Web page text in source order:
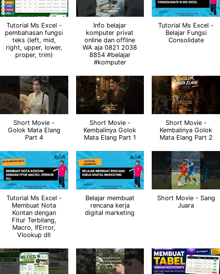
Tutorial Ms Excel -
pembahasan fungsi
teks (left, mid,
right, upper, lower,
proper, trim)
Info belajar
komputer privat
online dan offline
WA aja 0821 2038
8854 #belajar
#komputer
Tutorial Ms Excel -
Belajar Fungsi
Consolidate
Short Movie -
Golok Mata Elang
Part 4
Short Movie -
Kembalinya Golok
Mata Elang Part 1
Short Movie -
Kembalinya Golok
Mata Elang Part 2
Tutorial Ms Excel -
Membuat Nota
Kontan dengan
Fitur Terbilang,
Macro, IfError,
Vlookup dll
Belajar membuat
rencana kerja
digital marketing
Short Movie - Sang
Juara